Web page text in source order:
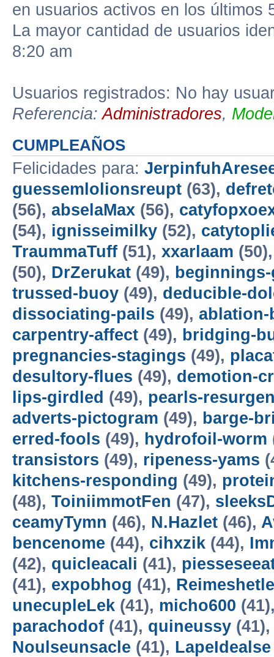
en usuarios activos en los últimos
La mayor cantidad de usuarios
8:20 am
Usuarios registrados: No hay
Referencia:Administradores,
CUMPLEAÑOS
Felicidades para:
guessemlolionsreupt (63),
(56), abselaMax (56),
(54), ignisseimilky (52),
TraummaTuff (51), xxarlaam
(50), DrZerukat (49),
trussed-buoy (49), deducible-
dissociating-pails (49),
carpentry-affect (49), bridging-
pregnancies-stagings (49),
desultory-flues (49), demotion-
lips-girdled (49), pearls-
adverts-pictogram (49), barge-
erred-fools (49), hydrofoil-worm
transistors (49), ripeness-yams
kitchens-responding (49),
(48), ToiniimmotFen (47),
ceamyTymn (46), N.Hazlet (46),
bencenome (44), cihxzik (44),
(42), quicleacali (41),
(41), expobhog (41),
unecupleLek (41), micho600
parachodof (41), quineussy
Noulseunsacle (41), LapeIdealse